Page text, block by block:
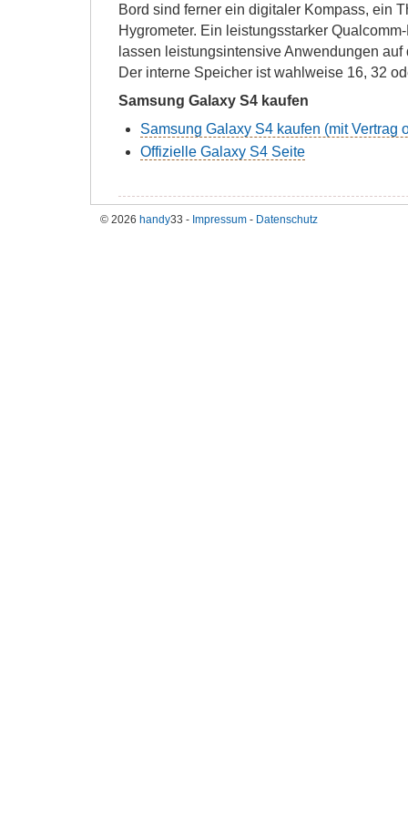
Bord sind ferner ein digitaler Kompass, ein
Hygrometer. Ein leistungsstarker
lassen leistungsintensive Anwendungen
Der interne Speicher ist wahlweise 16, 32
Samsung Galaxy S4 kaufen
Samsung Galaxy S4 kaufen (mit Vertrag
Offizielle Galaxy S4 Seite
© 2026 handy33 - Impressum - Datenschutz